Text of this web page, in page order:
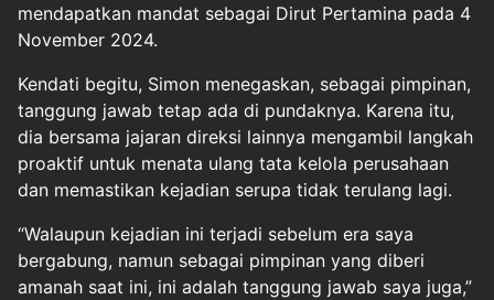
mendapatkan mandat sebagai Dirut Pertamina pada 4
November 2024.
Kendati begitu, Simon menegaskan, sebagai pimpinan,
tanggung jawab tetap ada di pundaknya. Karena itu,
dia bersama jajaran direksi lainnya mengambil langkah
proaktif untuk menata ulang tata kelola perusahaan
dan memastikan kejadian serupa tidak terulang lagi.
“Walaupun kejadian ini terjadi sebelum era saya
bergabung, namun sebagai pimpinan yang diberi
amanah saat ini, ini adalah tanggung jawab saya juga,”